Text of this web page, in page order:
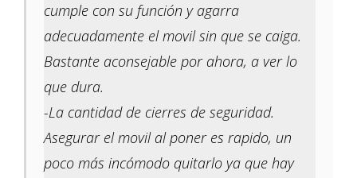
cumple con su función y agarra
adecuadamente el movil sin que se caiga.
Bastante aconsejable por ahora, a ver lo
que dura.
-La cantidad de cierres de seguridad.
Asegurar el movil al poner es rapido, un
poco más incómodo quitarlo ya que hay